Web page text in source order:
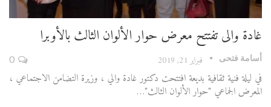
غادة والى تفتتح معرض حوار الألوان الثالث بالأوبرا
أسامة فتحى فبراير 21, 2019
في ليلة فنية ثقافية بديعة افتتحت دكتور غادة والي ، وزيرة التضامن الاجتماعي ،
المعرض الجماعي "حوار الألوان الثالث"…